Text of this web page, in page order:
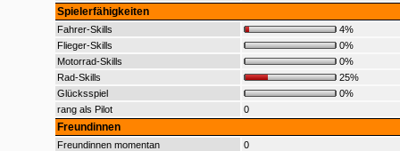
Spielerfähigkeiten
Fahrer-Skills
4%
Flieger-Skills
0%
Motorrad-Skills
0%
Rad-Skills
25%
Glücksspiel
0%
rang als Pilot
0
Freundinnen
Freundinnen momentan
0